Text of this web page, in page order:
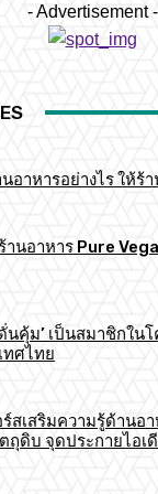
- Advertisement -
อาหารอย่างไร ให้ร้
นอาหาร Pure
ดั่นคุ้ม’ เป็นสมาชิกใ
ทศไทย
ร์สเสริมความรู้ด้าน
ถุดิบ จุดประกายไอ